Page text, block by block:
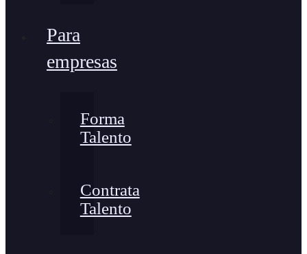
Para
empresas
Forma
Talento
Contrata
Talento